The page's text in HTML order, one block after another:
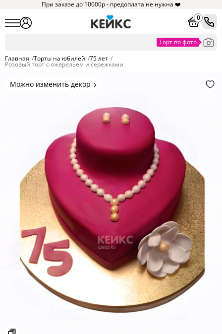
При заказе до 10000р - предоплата не нужна ❤️
0
Главная /Торты на юбилей /75 лет /
Розовый торт с ожерельем и сережками
Можно изменить декор